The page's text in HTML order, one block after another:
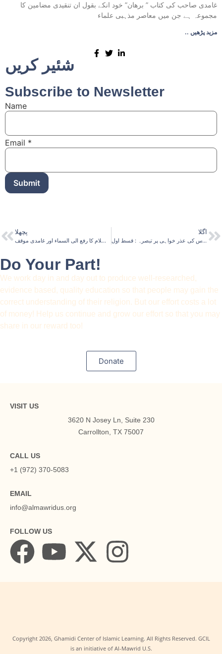
غامدی صاحب کی کتاب ” برھان” خود انکے بقول ان تنقیدی مضامین کا
مجموعہ ہے جن میں معاصر مذہبی علماء
.. مزید پڑھیں
شئیر کریں
Subscribe to Newsletter
Name
Email *
Submit
پچھلا
حضرت عیسی علیہ السلام کا رفع الی السماء اور غامدی موقف
اگلا
عدت میں نکاح: جناب محمد حسن الیاس کی عذر خواہی پر تبصرہ : قسط اول
Do Your Part!
We work day in and day out to produce well-researched,
evidence based, quality education so that people may gain the
correct understanding of their religion. But our effort costs a lot
of money! Help us continue and grow our effort so that you may
share in our reward too!
Donate
VISIT US
3620 N Josey Ln, Suite 230
Carrollton, TX 75007
CALL US
+1 (972) 370-5083
EMAIL
info@almawridus.org
FOLLOW US
Copyright 2026, Ghamidi Center of Islamic Learning. All Rights Reserved. GCIL
is an initiative of Al-Mawrid U.S.